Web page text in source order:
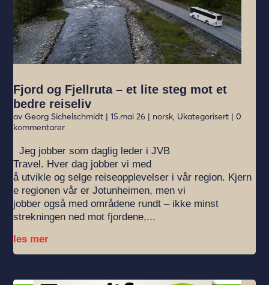
Fjord og Fjellruta – et lite steg mot et
bedre reiseliv
av Georg Sichelschmidt |15.mai 26 | norsk, Ukategorisert | 0
kommentarer
Jeg jobber som daglig leder i JVB
Travel. Hver dag jobber vi med
å utvikle og selge reiseopplevelser i vår region. Kjern
e regionen vår er Jotunheimen, men vi
jobber også med områdene rundt – ikke minst
strekningen ned mot fjordene,...
les mer